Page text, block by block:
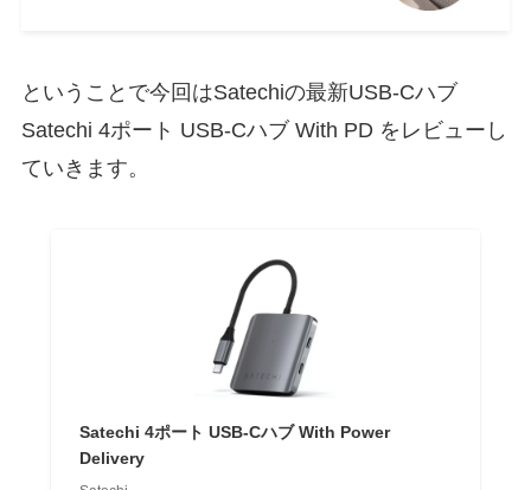
ということで今回はSatechiの最新USB-Cハブ
Satechi 4ポート USB-Cハブ With PD をレビューし
ていきます。
Satechi 4ポート USB-Cハブ With Power
Delivery